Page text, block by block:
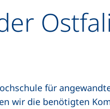
für
wir die benötigten